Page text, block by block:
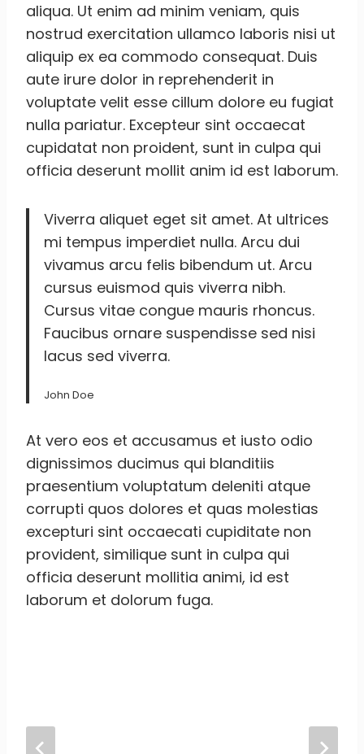
aliqua. Ut enim ad minim veniam, quis
nostrud exercitation ullamco laboris nisi ut
aliquip ex ea commodo consequat. Duis
aute irure dolor in reprehenderit in
voluptate velit esse cillum dolore eu fugiat
nulla pariatur. Excepteur sint occaecat
cupidatat non proident, sunt in culpa qui
officia deserunt mollit anim id est laborum.
Viverra aliquet eget sit amet. At ultrices
mi tempus imperdiet nulla. Arcu dui
vivamus arcu felis bibendum ut. Arcu
cursus euismod quis viverra nibh.
Cursus vitae congue mauris rhoncus.
Faucibus ornare suspendisse sed nisi
lacus sed viverra.
John Doe
At vero eos et accusamus et iusto odio
dignissimos ducimus qui blanditiis
praesentium voluptatum deleniti atque
corrupti quos dolores et quas molestias
excepturi sint occaecati cupiditate non
provident, similique sunt in culpa qui
officia deserunt mollitia animi, id est
laborum et dolorum fuga.